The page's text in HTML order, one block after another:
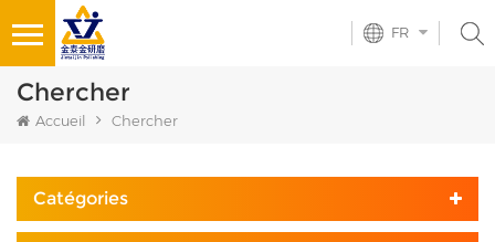
FR
Chercher
Accueil Chercher
Catégories